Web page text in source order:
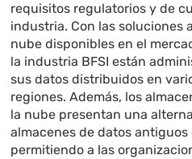
requisitos regulatorios y de
industria. Con las soluciones
nube disponibles en el
la industria BFSI están
sus datos distribuidos en
regiones. Además, los
la nube presentan una
almacenes de datos
permitiendo a las